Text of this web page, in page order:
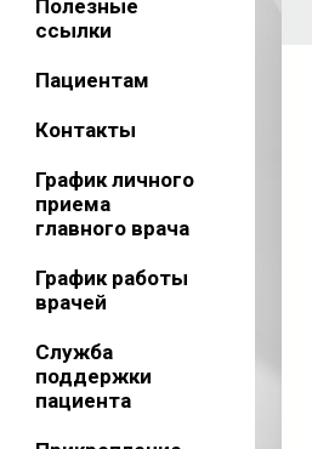
Полезные
ссылки
Пациентам
Контакты
График личного
приема
главного врача
График работы
врачей
Служба
поддержки
пациента